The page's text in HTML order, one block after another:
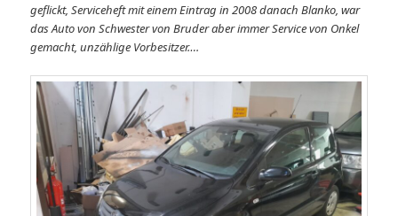
geflickt, Serviceheft mit einem Eintrag in 2008 danach Blanko, war
das Auto von Schwester von Bruder aber immer Service von Onkel
gemacht, unzählige Vorbesitzer….